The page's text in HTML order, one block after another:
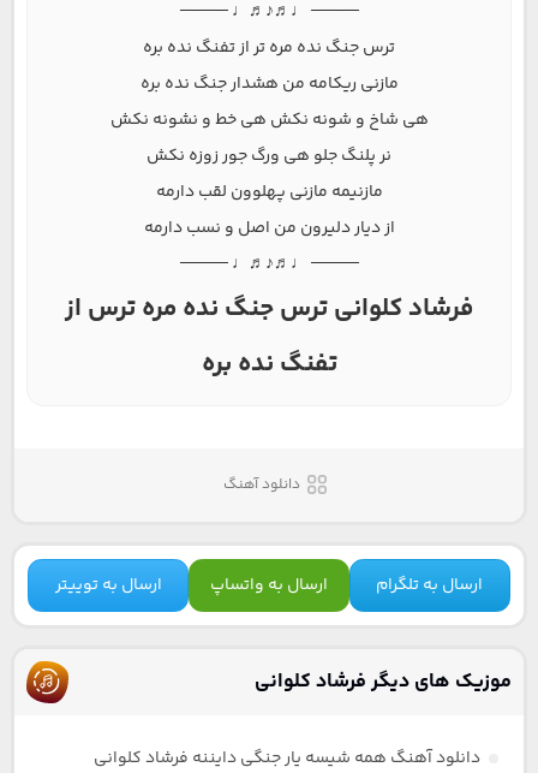
──── ♩♬♪♬♩ ────
ترس جنگ نده مره تر از تفنگ نده بره
مازنی ریکامه من هشدار جنگ نده بره
هی شاخ و شونه نکش هی خط و نشونه نکش
نر پلنگ جلو هی ورگ جور زوزه نکش
مازنیمه مازنی پهلوون لقب دارمه
از دیار دلیرون من اصل و نسب دارمه
──── ♩♬♪♬♩ ────
فرشاد کلوانی ترس جنگ نده مره ترس از
تفنگ نده بره
دانلود آهنگ
ارسال به تلگرام ارسال به واتساپ ارسال به توییتر
موزیک های دیگر فرشاد کلوانی
دانلود آهنگ همه شیسه یار جنگی دایننه فرشاد کلوانی